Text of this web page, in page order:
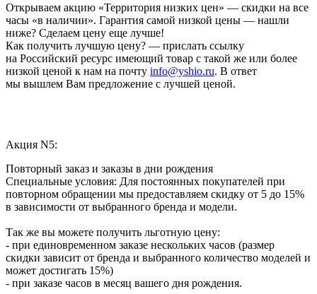
Открываем акцию «Территория низких цен» — скидки на все
часы «в наличии». Гарантия самой низкой цены — нашли
ниже? Сделаем цену еще лучше!
Как получить лучшую цену? — прислать ссылку
на Российский ресурс имеющий товар с такой же или более
низкой ценой к нам на почту info@yshio.ru. В ответ
мы вышлем Вам предложение с лучшей ценой.
Акция N5:
Повторный заказ и заказы в дни рождения
Специальные условия: Для постоянных покупателей при
повторном обращении мы предоставляем скидку от 5 до 15%
в зависимости от выбранного бренда и модели.
Так же вы можете получить льготную цену:
- при единовременном заказе нескольких часов (размер
скидки зависит от бренда и выбранного количество моделей и
может достигать 15%)
- при заказе часов в месяц вашего дня рождения.